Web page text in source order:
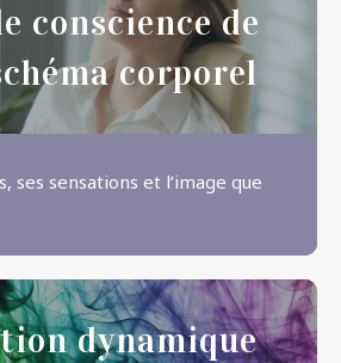
conscience de
corporel
ses sensations et l’image que
dynamique